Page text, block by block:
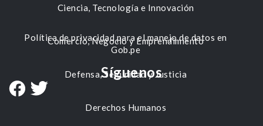
Ciencia, Tecnología e Innovación
Comercio, Negocio y Emprendimiento
Defensa, Seguridad y Justicia
Derechos Humanos
Política de privacidad para el manejo de datos en
Gob.pe
Síguenos